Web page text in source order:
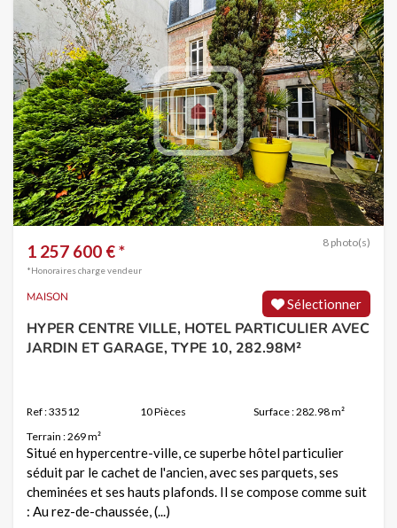
8 photo(s)
1 257 600 € *
*Honoraires charge vendeur
Sélectionner
MAISON
HYPER CENTRE VILLE, HOTEL PARTICULIER AVEC
JARDIN ET GARAGE, TYPE 10, 282.98M²
Ref : 33512 10 Pièces
Surface : 282.98 m²
Terrain : 269 m²
Situé en hypercentre-ville, ce superbe hôtel particulier
séduit par le cachet de l'ancien, avec ses parquets, ses
cheminées et ses hauts plafonds. Il se compose comme suit
: Au rez-de-chaussée, (...)